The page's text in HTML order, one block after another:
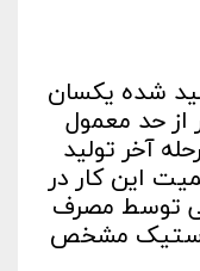
شده یکسان
از حد معمول
آخر تولید
این کار در
توسط مصرف
مشخص